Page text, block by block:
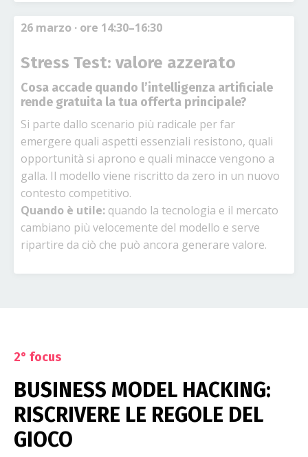
26 marzo · ore 14:30–16:30
Stress Test: valore azzerato
Cosa accade quando l’intelligenza artificiale
rende gratuita la tua offerta principale?
Si parte dallo scenario più radicale per far
emergere quali aspetti essenziali resistono, quali
opportunità si aprono e quali minacce vengono a
galla. Il modello viene riscritto da zero in un nuovo
contesto competitivo.
Quando è utile: quando la tecnologia e il mercato
cambiano più velocemente del modello e serve
ripartire da ciò che può ancora generare valore.
2° focus
BUSINESS MODEL HACKING:
RISCRIVERE LE REGOLE DEL
GIOCO